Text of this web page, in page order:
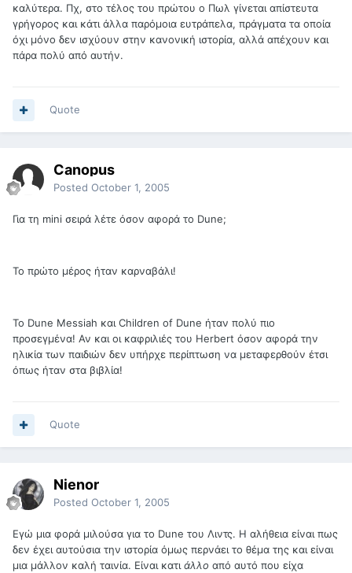
καλύτερα. Πχ, στο τέλος του πρώτου ο Πωλ γίνεται απίστευτα
γρήγορος και κάτι άλλα παρόμοια ευτράπελα, πράγματα τα οποία
όχι μόνο δεν ισχύουν στην κανονική ιστορία, αλλά απέχουν και
πάρα πολύ από αυτήν.
Quote
Canopus
Posted October 1, 2005
Για τη mini σειρά λέτε όσον αφορά το Dune;
Το πρώτο μέρος ήταν καρναβάλι!
Το Dune Messiah και Children of Dune ήταν πολύ πιο
προσεγμένα! Αν και οι καφριλιές του Herbert όσον αφορά την
ηλικία των παιδιών δεν υπήρχε περίπτωση να μεταφερθούν έτσι
όπως ήταν στα βιβλία!
Quote
Nienor
Posted October 1, 2005
Εγώ μια φορά μιλούσα για το Dune του Λιντς. Η αλήθεια είναι πως
δεν έχει αυτούσια την ιστορία όμως περνάει το θέμα της και είναι
μια μάλλον καλή ταινία. Είναι κατιάλλο από αυτό που είχα